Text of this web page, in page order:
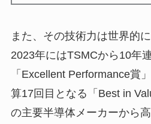
また、その技術力は世界的
2023年にはTSMCから10年
「Excellent Performance賞
算17回目となる「Best in
の主要半導体メーカーから